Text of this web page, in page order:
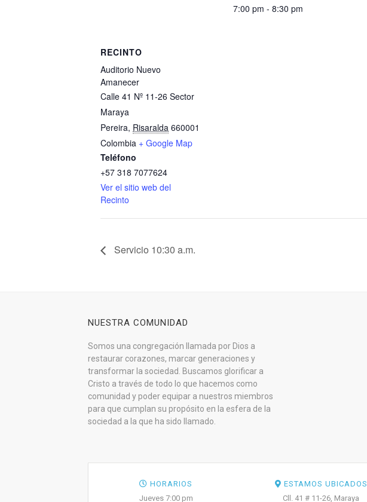
7:00 pm - 8:30 pm
RECINTO
Auditorio Nuevo
Amanecer
Calle 41 Nº 11-26 Sector
Maraya
Pereira, Risaralda 660001
Colombia + Google Map
Teléfono
+57 318 7077624
Ver el sitio web del
Recinto
Servicio 10:30 a.m.
NUESTRA COMUNIDAD
Somos una congregación llamada por Dios a
restaurar corazones, marcar generaciones y
transformar la sociedad. Buscamos glorificar a
Cristo a través de todo lo que hacemos como
comunidad y poder equipar a nuestros miembros
para que cumplan su propósito en la esfera de la
sociedad a la que ha sido llamado.
HORARIOS
Jueves 7:00 pm
ESTAMOS UBICADOS
Cll. 41 # 11-26, Maraya